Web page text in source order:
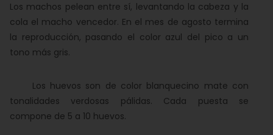
Los machos pelean entre sí, levantando la cabeza y la
cola el macho vencedor. En el mes de agosto termina
la reproducción, pasando el color azul del pico a un
tono más gris.
Los huevos son de color blanquecino mate con
tonalidades verdosas pálidas. Cada puesta se
compone de 5 a 10 huevos.